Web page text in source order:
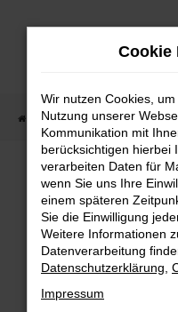
Zum
Startseite Fahrzeugangebote
Fehler:
Beim Laden ist ein
Cookie
Wir nutzen Cookies,
Nutzung unserer
Kommunikation mit
berücksichtigen hierbei
verarbeiten Daten für
wenn Sie uns Ihre
einem späteren
Sie die Einwilligung
Weitere Informationen
Datenverarbeitung
Datenschutzerklärung
Impressum